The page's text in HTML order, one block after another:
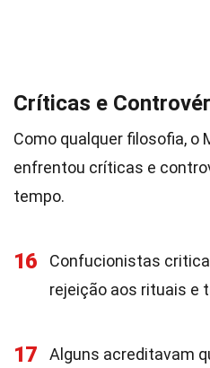
Críticas e
Como qualquer filosofia, o
enfrentou críticas e
tempo.
16
Confucionistas
rejeição aos rituais e
17
Alguns acreditavam